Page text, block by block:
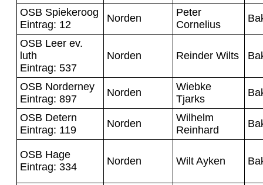
OSB Spiekeroog
Eintrag: 12
Norden
Peter
Cornelius
OSB Leer ev.
luth
Eintrag: 537
Norden Reinder Wilts
OSB Norderney
Eintrag: 897
Norden
Wiebke
Tjarks
OSB Detern
Eintrag: 119
Norden
Wilhelm
Reinhard
OSB Hage
Eintrag: 334
Norden Wilt Ayken